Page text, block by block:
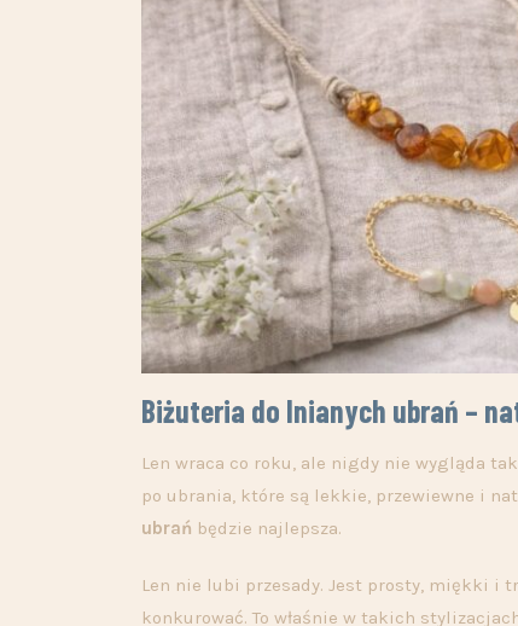
Biżuteria do lnianych ubrań –
Len wraca co roku, ale nigdy nie wygląda
po ubrania, które są lekkie, przewiewne i
ubrań będzie najlepsza.
Len nie lubi przesady. Jest prosty, miękki i
konkurować. To właśnie w takich